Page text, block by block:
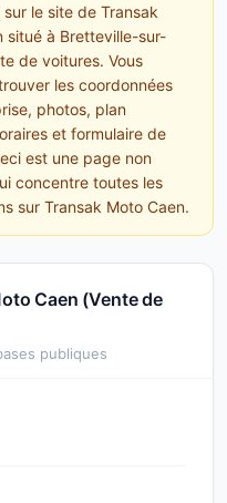
sur le site de Transak
situé à Bretteville-sur-
de voitures. Vous
les coordonnées
photos, plan
et formulaire de
est une page non
concentre toutes les
sur Transak Moto Caen.
Caen (Vente de
publiques